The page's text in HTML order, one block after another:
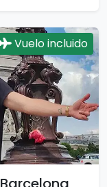
Vuelo incluido